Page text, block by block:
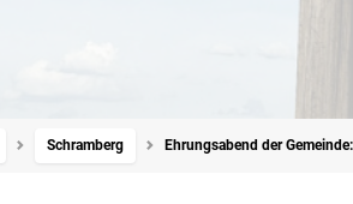
Schramberg Ehrungsabend der